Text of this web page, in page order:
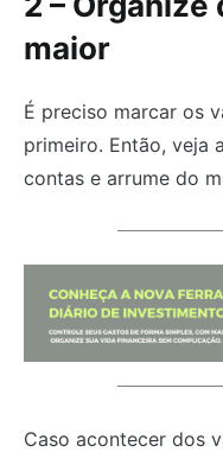
maior
É preciso marcar os
primeiro. Então, veja
contas e arrume do
Caso acontecer dos